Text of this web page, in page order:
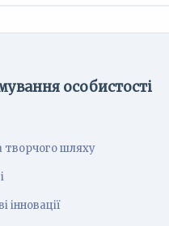
особистості
творчого шляху
інновації